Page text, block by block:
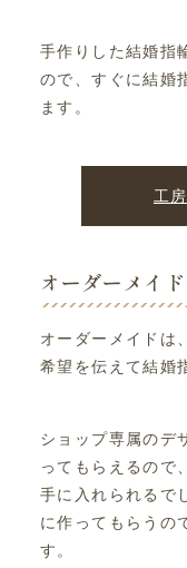
手作りした結婚指
ので、すぐに結婚
ます。
工
オーダーメイド
オーダーメイドは
希望を伝えて結婚
ショップ専属のデ
ってもらえるので
手に入れられるで
に作ってもらうの
す。